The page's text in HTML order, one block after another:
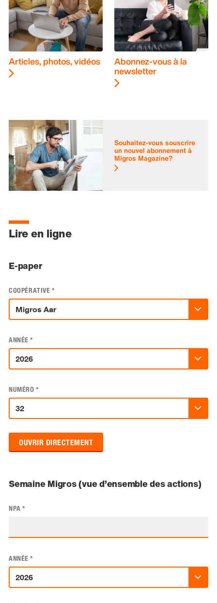
Articles, photos, vidéos Abonnez-vous à la
newsletter
Souhaitez-vous souscrire
un nouvel abonnement à
Migros Magazine?
Lire en ligne
E-paper
COOPÉRATIVE *
ANNÉE *
NUMÉRO *
OUVRIR DIRECTEMENT
Semaine Migros (vue d’ensemble des actions)
NPA *
ANNÉE *